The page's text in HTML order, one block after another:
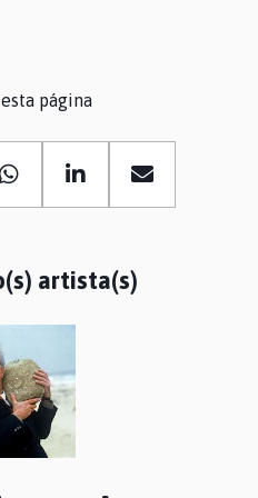
página
artista(s)